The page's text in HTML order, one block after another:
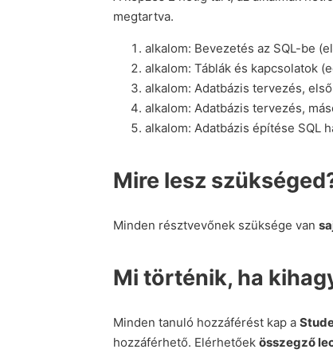
megtartva.
alkalom: Bevezetés az SQL-be
alkalom: Táblák és kapcsolatok
alkalom: Adatbázis tervezés,
alkalom: Adatbázis tervezés,
alkalom: Adatbázis építése SQL
Mire lesz
Minden résztvevőnek szüksége van
Mi történik, ha
Minden tanuló hozzáférést kap a
hozzáférhető. Elérhetőek összegző